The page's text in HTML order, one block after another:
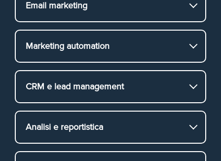
Email marketing
Marketing automation
CRM e lead management
Analisi e reportistica